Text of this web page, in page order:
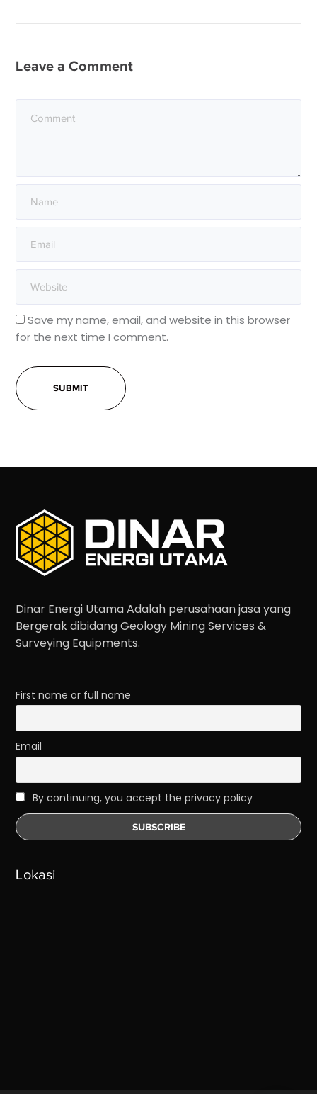
Leave a Comment
Save my name, email, and website in this browser
for the next time I comment.
Dinar Energi Utama Adalah perusahaan jasa yang
Bergerak dibidang Geology Mining Services &
Surveying Equipments.
First name or full name
Email
By continuing, you accept the privacy policy
Lokasi